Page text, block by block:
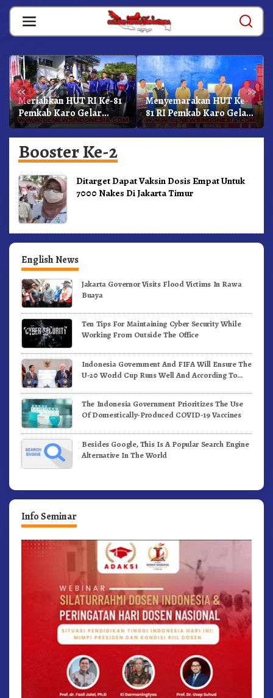
Skip
content
« »
Meriahkan HUT RI Ke-81
Pemkab Karo Gelar
Gerak Jalan
Kemerdekaan.!
Menyemarakan HUT Ke-
81 RI Pemkab Karo Gelar
Pertandingan Olahraga
Booster Ke-2
Ditarget Dapat Vaksin Dosis Empat Untuk
7000 Nakes Di Jakarta Timur
English News
Jakarta Governor Visits Flood Victims In Rawa
Buaya
Ten Tips For Maintaining Cyber Security While
Working From Outside The Office
Indonesia Government And FIFA Will Ensure The
U-20 World Cup Runs Well And According To
The Indonesia Government Prioritizes The Use
Of Domestically-Produced COVID-19 Vaccines
Besides Google, This Is A Popular Search Engine
Alternative In The World
Info Seminar